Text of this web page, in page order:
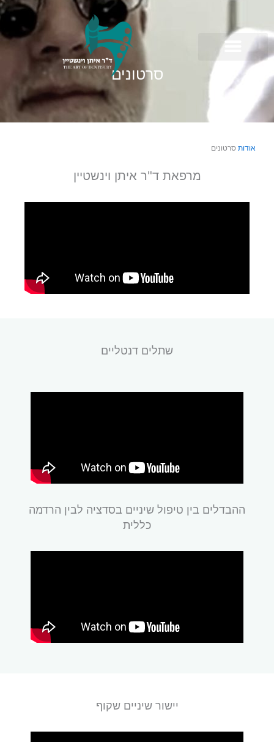
סרטונים
אודות סרטונים
מרפאת ד"ר איתן וינשטיין
שתלים דנטליים
ההבדלים בין טיפול שיניים בסדציה לבין הרדמה
כללית
יישור שיניים שקוף